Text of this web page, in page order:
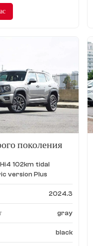
поколения
2024 Hi4,
версия Plus
102km tidal
version Plus
2024.3
gray
black